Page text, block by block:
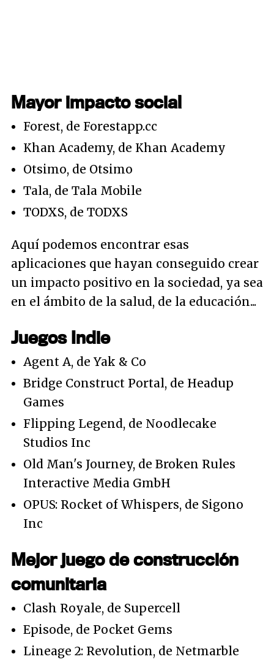
Mayor impacto social
Forest, de Forestapp.cc
Khan Academy, de Khan Academy
Otsimo, de Otsimo
Tala, de Tala Mobile
TODXS, de TODXS
Aquí podemos encontrar esas
aplicaciones que hayan conseguido crear
un impacto positivo en la sociedad, ya sea
en el ámbito de la salud, de la educación...
Juegos Indie
Agent A, de Yak & Co
Bridge Construct Portal, de Headup
Games
Flipping Legend, de Noodlecake
Studios Inc
Old Man's Journey, de Broken Rules
Interactive Media GmbH
OPUS: Rocket of Whispers, de Sigono
Inc
Mejor juego de construcción
comunitaria
Clash Royale, de Supercell
Episode, de Pocket Gems
Lineage 2: Revolution, de Netmarble